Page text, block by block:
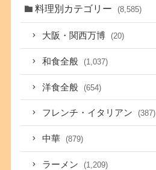
料理別カテゴリー (8,585)
大阪・関西万博 (20)
和食全般 (1,037)
洋食全般 (654)
フレンチ・イタリアン (387)
中華 (879)
ラーメン (1,209)